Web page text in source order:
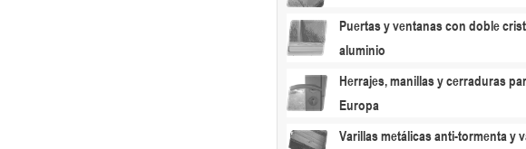
Puertas y ventanas con doble
aluminio
Herrajes, manillas y cerraduras
Europa
Varillas metálicas anti-tormenta y